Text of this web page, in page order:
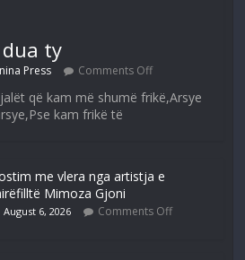
ty
Press Comments Off
që kam më shumë frikë,Arsye
kam frikë të
me vlera nga artistja e
Mimoza Gjoni
August 6, 2026 Comments Off